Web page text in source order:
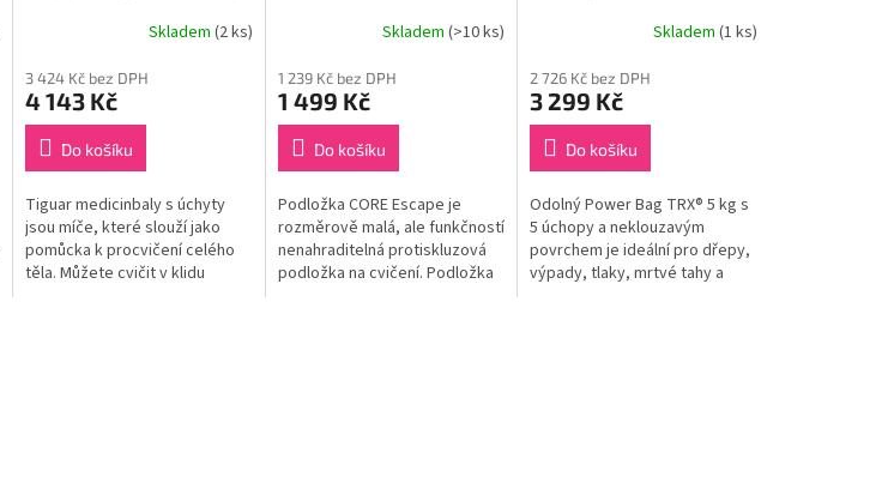
Skladem (2 ks)
3 424 Kč bez DPH
4 143 Kč
Do košíku
Tiguar medicinbaly s úchyty
jsou míče, které slouží jako
pomůcka k procvičení celého
těla. Můžete cvičit v klidu
Skladem(>10 ks)
1 239 Kč bez DPH
1 499 Kč
Do košíku
Podložka CORE Escape je
rozměrově malá, ale funkčností
nenahraditelná protiskluzová
podložka na cvičení. Podložka
Skladem (1 ks)
2 726 Kč bez DPH
3 299 Kč
Do košíku
Odolný Power Bag TRX® 5 kg s
5 úchopy a neklouzavým
povrchem je ideální pro dřepy,
výpady, tlaky, mrtvé tahy a